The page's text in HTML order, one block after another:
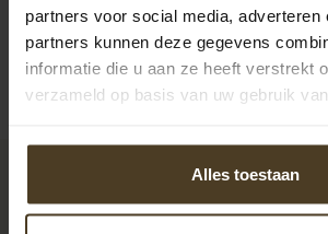
partners voor social media, adverteren
partners kunnen deze gegevens
informatie die u aan ze heeft verstrekt
verzameld op basis van uw gebruik
Alles toestaan